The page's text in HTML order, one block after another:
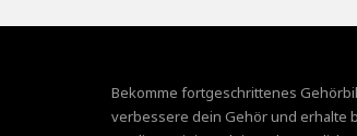
Bekomme fortgeschrittenes
verbessere dein Gehör und erhalte